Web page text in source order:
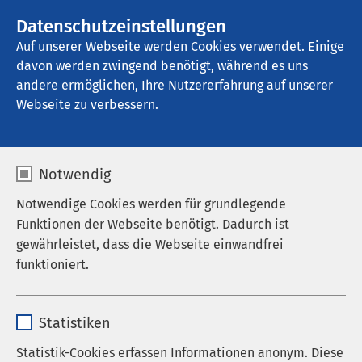
Datenschutzeinstellungen
Auf unserer Webseite werden Cookies verwendet. Einige
davon werden zwingend benötigt, während es uns
andere ermöglichen, Ihre Nutzererfahrung auf unserer
Webseite zu verbessern.
Notwendig
Notwendige Cookies werden für grundlegende
Funktionen der Webseite benötigt. Dadurch ist
gewährleistet, dass die Webseite einwandfrei
funktioniert.
Anbieter sgalinski
Statistiken
Statistik-Cookies erfassen Informationen anonym. Diese
Startseite der AMEOS Gruppe
Fort- und Weiterbildung